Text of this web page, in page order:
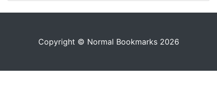
Copyright © Normal Bookmarks 2026